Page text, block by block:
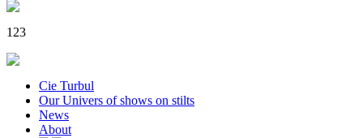
123
Cie Turbul
Our Univers of shows on stilts
News
About